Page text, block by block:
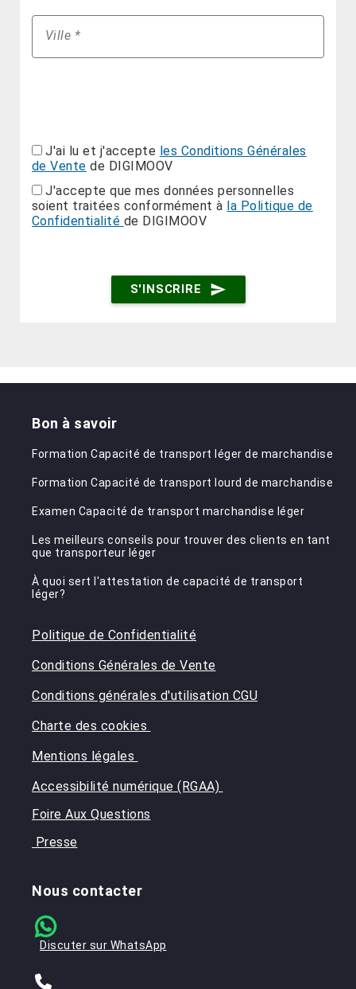
Ville *
votre
site
web
J'ai lu et j'accepte les Conditions Générales
de Vente de DIGIMOOV
J'accepte que mes données personnelles
soient traitées conformément à la Politique de
Confidentialité de DIGIMOOV
S'INSCRIRE send
Bon à savoir
Formation Capacité de transport léger de marchandise
Formation Capacité de transport lourd de marchandise
Examen Capacité de transport marchandise léger
Les meilleurs conseils pour trouver des clients en tant
que transporteur léger
À quoi sert l'attestation de capacité de transport
léger?
Politique de Confidentialité
Conditions Générales de Vente
Conditions générales d'utilisation CGU
Charte des cookies
Mentions légales
Accessibilité numérique (RGAA)
Foire Aux Questions
Presse
Nous contacter
Discuter sur WhatsApp